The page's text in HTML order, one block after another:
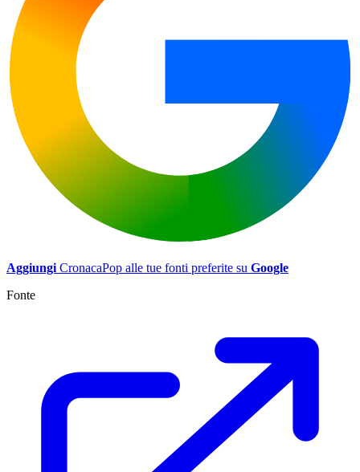
Aggiungi CronacaPop alle tue fonti preferite su Google
Fonte